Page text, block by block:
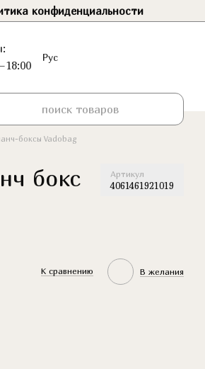
конфиденциальности
Рус
боксы Vadobag
бокс
Артикул
4061461921019
К сравнению В желания